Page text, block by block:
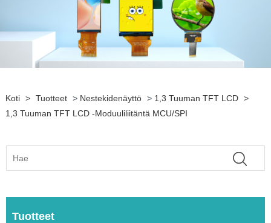
Koti > Tuotteet > Nestekidenäyttö > 1,3 Tuuman TFT LCD >
1,3 Tuuman TFT LCD -moduuliliitäntä MCU/SPI
Tuotteet